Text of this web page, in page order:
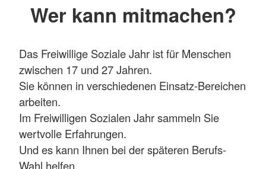
Wer kann mitmachen?
Das Freiwillige Soziale Jahr ist für Menschen
zwischen 17 und 27 Jahren.
Sie können in verschiedenen Einsatz-Bereichen
arbeiten.
Im Freiwilligen Sozialen Jahr sammeln Sie
wertvolle Erfahrungen.
Und es kann Ihnen bei der späteren Berufs-
Wahl helfen.